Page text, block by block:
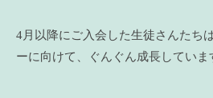
4月以降にご入会した生徒さんたち
ーに向けて、ぐんぐん成長していま